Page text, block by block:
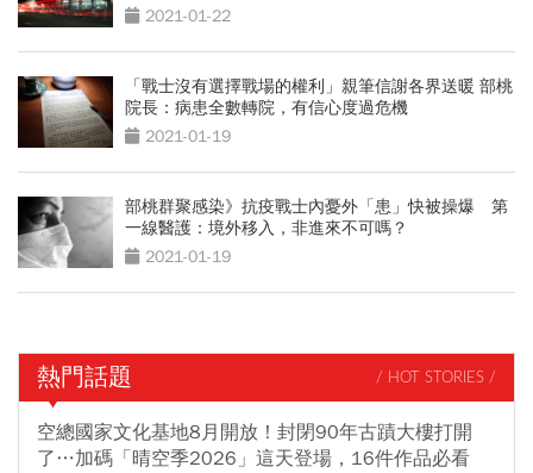
2021-01-22
「戰士沒有選擇戰場的權利」親筆信謝各界送暖 部桃
院長：病患全數轉院，有信心度過危機
2021-01-19
部桃群聚感染》抗疫戰士內憂外「患」快被操爆 第
一線醫護：境外移入，非進來不可嗎？
2021-01-19
熱門話題 / HOT STORIES /
空總國家文化基地8月開放！封閉90年古蹟大樓打開
了…加碼「晴空季2026」這天登場，16件作品必看